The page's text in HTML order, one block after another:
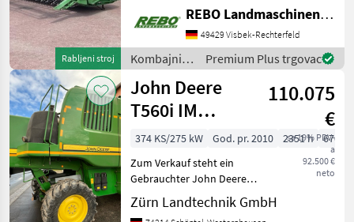
Rabljeni stroj
mit 7, 6m Arbeitsbreite,
Rapstrennmesser links und
angetrieben, Zürn Sc
REBO Landmaschinen GmbH, Zentrale
49429 Visbek-Rechterfeld
Kombajni /
John Deere
Premium Plus trgovac
John Deere
T560i IM
KUNDENAUFTRAG
110.075
€
sa 19% PDV-
a
92.500 €
neto
374 KS/275 kW God. pr. 2010 2351 h
670
Zum Verkauf steht ein
Gebrauchter John Deere
T560 LL Mähdrescher im
Kundenauftrag. Baujahr:
Zürn Landtechnik GmbH